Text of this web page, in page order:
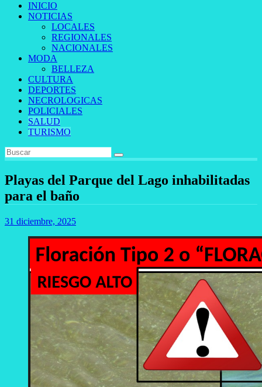
INICIO
NOTICIAS
LOCALES
REGIONALES
NACIONALES
MODA
BELLEZA
CULTURA
DEPORTES
NECROLOGICAS
POLICIALES
SALUD
TURISMO
Playas del Parque del Lago inhabilitadas
para el baño
31 diciembre, 2025